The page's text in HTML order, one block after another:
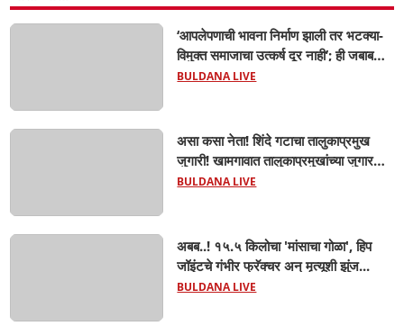
‘आपलेपणाची भावना निर्माण झाली तर भटक्या-
विमुक्त समाजाचा उत्कर्ष दूर नाही’; ही जबाबदारी
केवळ सरकारची नाही,आपल्या सर्वांची !
BULDANA LIVE
असा कसा नेता! शिंदे गटाचा तालुकाप्रमुख
जुगारी! खामगावात तालुकाप्रमुखांच्या जुगार
अड्ड्यावर डीवायएसपी पथकाची धाड.. अंधारात
BULDANA LIVE
अबब..! १५.५ किलोचा 'मांसाचा गोळा', हिप
जॉइंटचे गंभीर फ्रॅक्चर अन् मृत्यूशी झुंज...
BULDANA LIVE